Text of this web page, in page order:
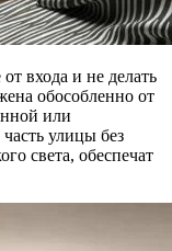
входа и не делать
обособленно от
или
улицы без
света, обеспечат